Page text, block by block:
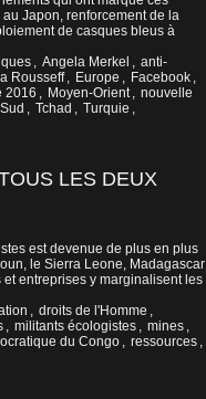
Japon, renforcement de la
de casques bleus à
, Angela Merkel , anti-
Rousseff , Europe , Facebook ,
2016 , Moyen-Orient , nouvelle
, Tchad , Turquie ,
LES DEUX
est devenue de plus en plus
le Sierra Leone, Madagascar
entreprises y marginalisent les
, droits de l'Homme ,
, militants écologistes , mines ,
du Congo , ressources ,